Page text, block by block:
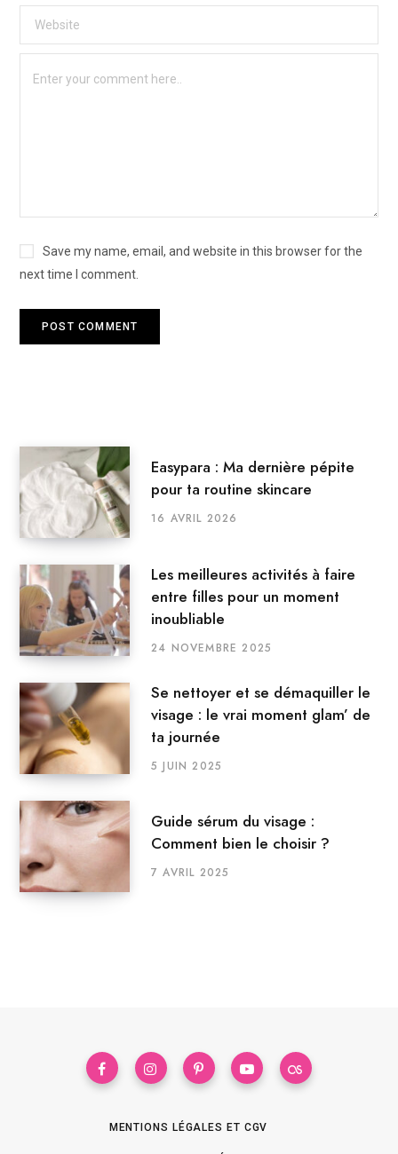
Save my name, email, and website in this browser for the
next time I comment.
Easypara : Ma dernière pépite
pour ta routine skincare
16 AVRIL 2026
Les meilleures activités à faire
entre filles pour un moment
inoubliable
24 NOVEMBRE 2025
Se nettoyer et se démaquiller le
visage : le vrai moment glam’ de
ta journée
5 JUIN 2025
Guide sérum du visage :
Comment bien le choisir ?
7 AVRIL 2025
MENTIONS LÉGALES ET CGV